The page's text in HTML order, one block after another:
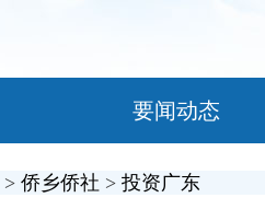
要闻动态
> 侨乡侨社 > 投资广东